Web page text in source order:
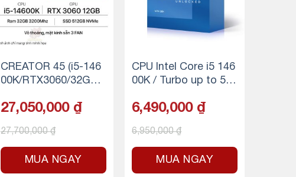
CREATOR 45 (i5-146
00K/RTX3060/32GB
Me)
27,050,000 ₫
27,700,000₫
MUA NGAY
CPU Intel Core i5 146
00K / Turbo up to 5.3
ồng / 24MB / LGA 17
6,490,000 ₫
6,950,000₫
MUA NGAY